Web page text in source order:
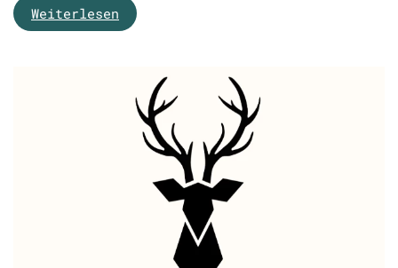
Weiterlesen